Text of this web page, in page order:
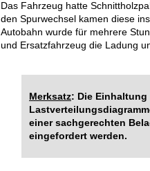
Das Fahrzeug hatte
den Spurwechsel kamen diese
Autobahn wurde für mehrere
und Ersatzfahrzeug die Ladung
Merksatz: Die Einhaltung
einer sachgerechten
eingefordert werden.